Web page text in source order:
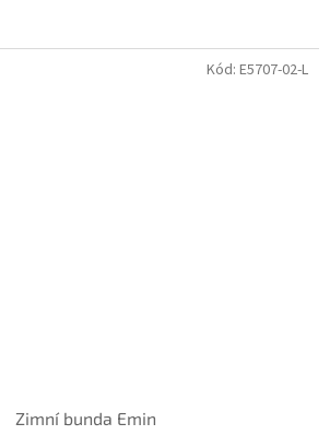
Zimní bunda Emin
Kód: E5707-02-L